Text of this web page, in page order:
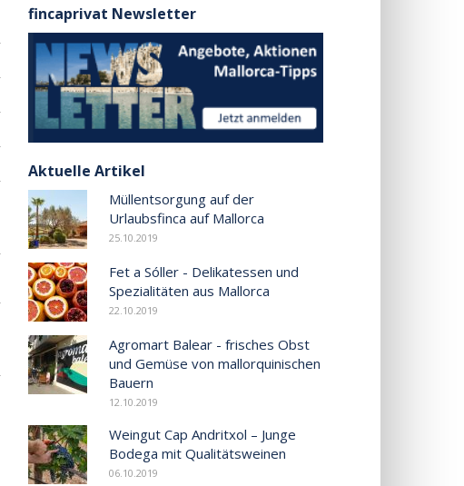
fincaprivat Newsletter
Aktuelle Artikel
Müllentsorgung auf der
Urlaubsfinca auf Mallorca
25.10.2019
Fet a Sóller - Delikatessen und
Spezialitäten aus Mallorca
22.10.2019
Agromart Balear - frisches Obst
und Gemüse von mallorquinischen
Bauern
12.10.2019
Weingut Cap Andritxol – Junge
Bodega mit Qualitätsweinen
06.10.2019